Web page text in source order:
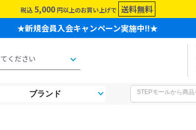
税込 5,000 円以上のお買い上げで 送料無料
★新規会員入会キャンペーン実施中!!★
ブランド